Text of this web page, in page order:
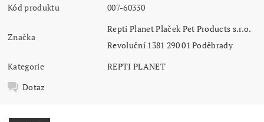
Kód produktu 007-60330
Značka
Repti Planet Plaček Pet Products s.r.o.
Revoluční 1381 290 01 Poděbrady
Kategorie
REPTI PLANET
Dotaz